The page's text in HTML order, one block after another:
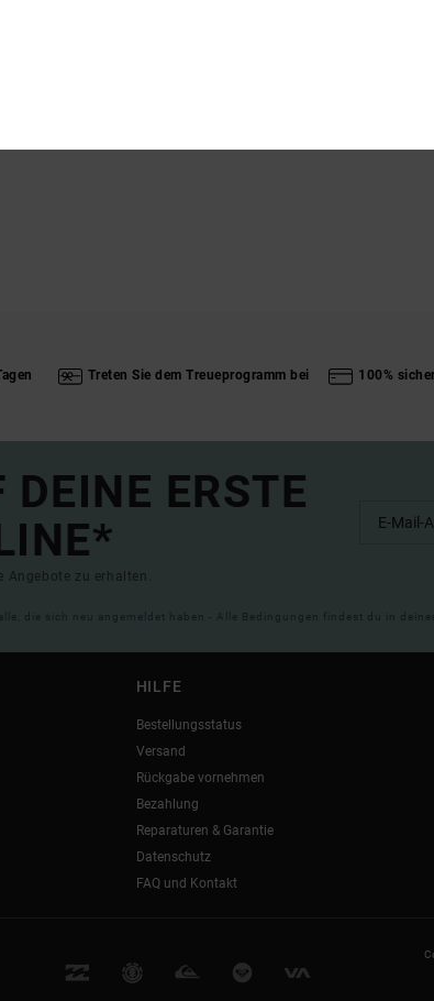
Treten Sie dem Treueprogramm bei 100%
ERSTE
zu erhalten.
die sich neu angemeldet haben - Alle Bedingungen findest du in
HILFE
Bestellungsstatus
Versand
Rückgabe vornehmen
Bezahlung
Reparaturen & Garantie
Datenschutz
FAQ und Kontakt